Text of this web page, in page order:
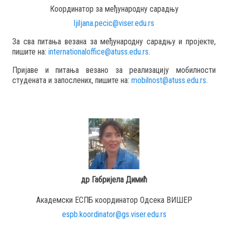
Координатор за међународну сарадњу
ljiljana.pecic@viser.edu.rs
За сва питања везана за међународну сарадњу и пројекте,
пишите на: internationaloffice@atuss.edu.rs.
Пријаве и питања везано за реализацију мобилности
студената и запослених, пишите на: mobilnost@atuss.edu.rs.
др Габријела Димић
Академски ЕСПБ координатор Одсека ВИШЕР
espb.koordinator@gs.viser.edu.rs